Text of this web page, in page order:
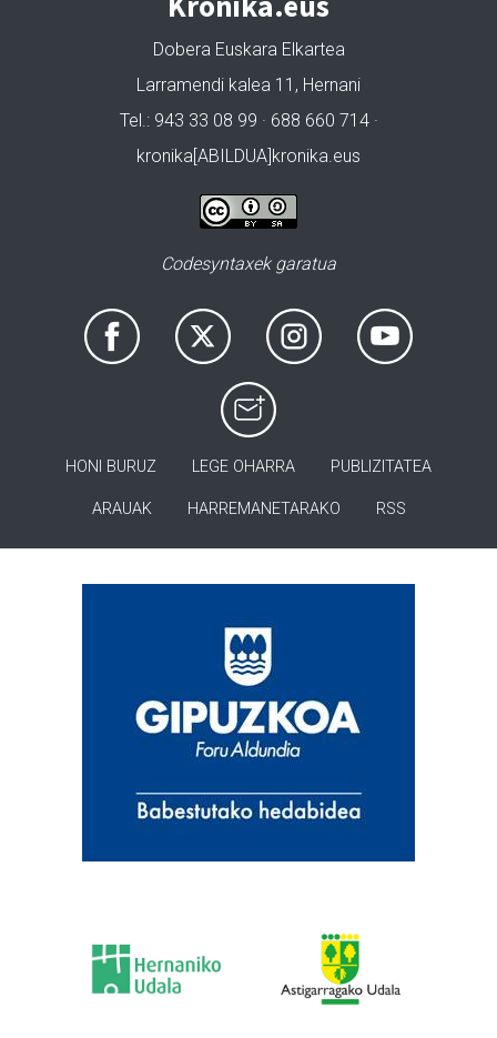
Dobera Euskara Elkartea
Larramendi kalea 11, Hernani
Tel.: 943 33 08 99 · 688 660 714 ·
kronika[ABILDUA]kronika.eus
Codesyntaxek garatua
HONI BURUZ LEGE OHARRA PUBLIZITATEA
ARAUAK HARREMANETARAKO RSS